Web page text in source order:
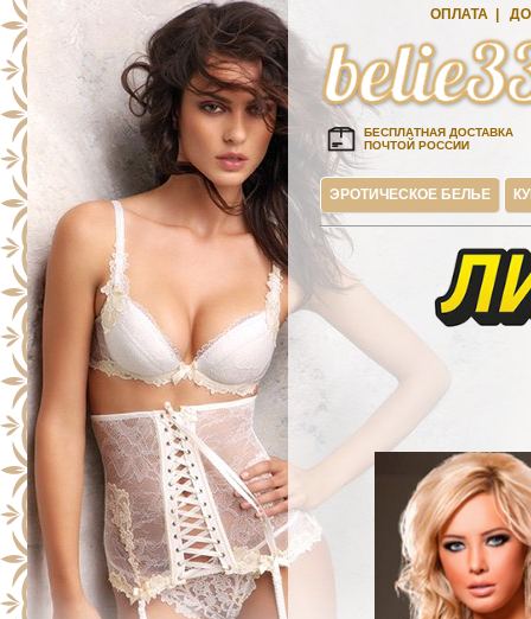
ОПЛАТА
БЕСПЛАТНАЯ ДОСТАВКА
ПОЧТОЙ РОССИИ
ЭРОТИЧЕСКОЕ БЕЛЬЕ